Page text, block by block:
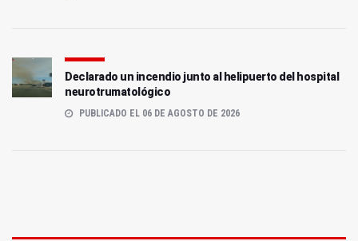
Declarado un incendio junto al helipuerto del hospital
neurotrumatológico
PUBLICADO EL 06 DE AGOSTO DE 2026